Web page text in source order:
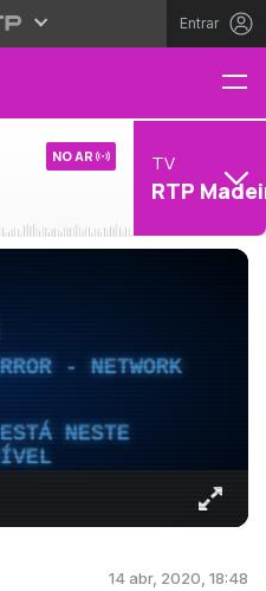
Entrar
NO AR TV
RTP
- NETWORK
NESTE
14 abr, 2020, 18:48